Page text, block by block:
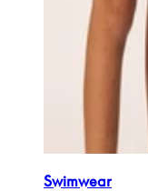
Swimwear